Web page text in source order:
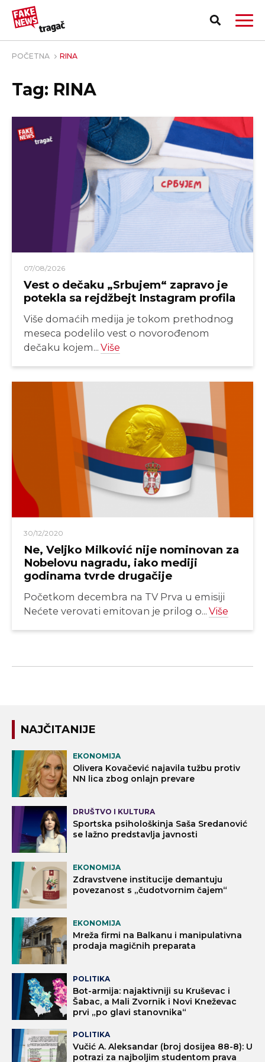
PRIJAVI LAŽNU VEST!
POČETNA RINA
Tag: RINA
07/08/2026
Vest o dečaku „Srbujem“ zapravo je
potekla sa rejdžbejt Instagram profila
Više domaćih medija je tokom prethodnog
meseca podelilo vest o novorođenom
dečaku kojem... Više
30/12/2020
Ne, Veljko Milković nije nominovan za
Nobelovu nagradu, iako mediji
godinama tvrde drugačije
Početkom decembra na TV Prva u emisiji
Nećete verovati emitovan je prilog o... Više
NAJČITANIJE
EKONOMIJA
Olivera Kovačević najavila tužbu protiv
NN lica zbog onlajn prevare
DRUŠTVO I KULTURA
Sportska psihološkinja Saša Sredanović
se lažno predstavlja javnosti
EKONOMIJA
Zdravstvene institucije demantuju
povezanost s „čudotvornim čajem“
EKONOMIJA
Mreža firmi na Balkanu i manipulativna
prodaja magičnih preparata
POLITIKA
Bot-armija: najaktivniji su Kruševac i
Šabac, a Mali Zvornik i Novi Kneževac
prvi „po glavi stanovnika“
POLITIKA
Vučić A. Aleksandar (broj dosijea 88-8): U
potrazi za najboljim studentom prava